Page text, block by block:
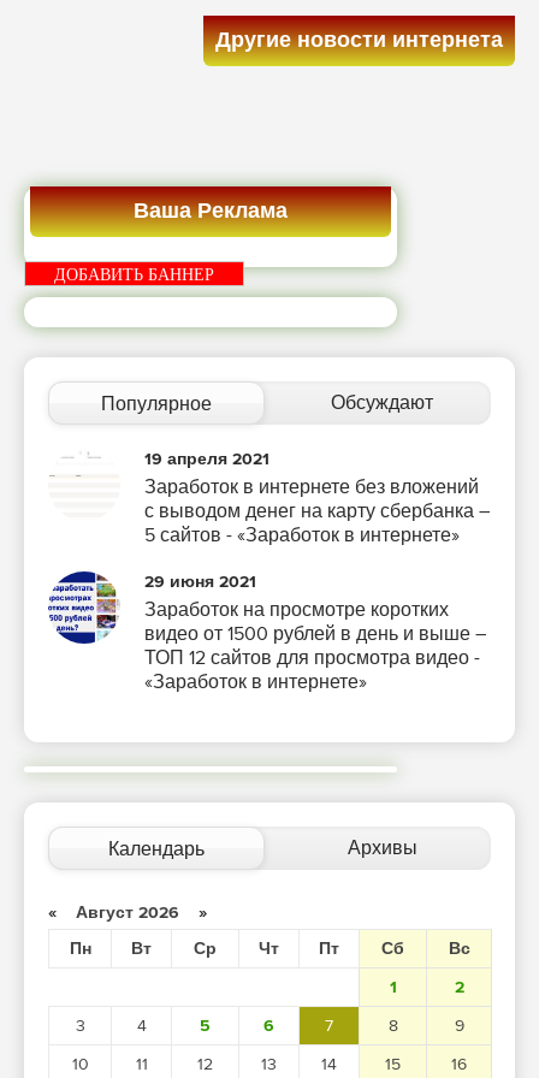
Другие новости интернета
Ваша Реклама
ДОБАВИТЬ БАННЕР
Популярное Обсуждают
19 апреля 2021
Заработок в интернете без вложений
с выводом денег на карту сбербанка –
5 сайтов - «Заработок в интернете»
29 июня 2021
Заработок на просмотре коротких
видео от 1500 рублей в день и выше –
ТОП 12 сайтов для просмотра видео -
«Заработок в интернете»
Календарь Архивы
« Август 2026 »
Пн
Вт Ср Чт Пт Сб
Вс
1
2
3
4 5 6 7 8
9
10
11 12 13 14 15
16